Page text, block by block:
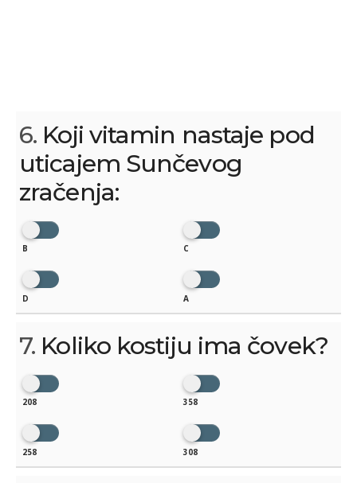
6. Koji vitamin nastaje pod
uticajem Sunčevog
zračenja:
B C
D A
7. Koliko kostiju ima čovek?
208 358
258 308